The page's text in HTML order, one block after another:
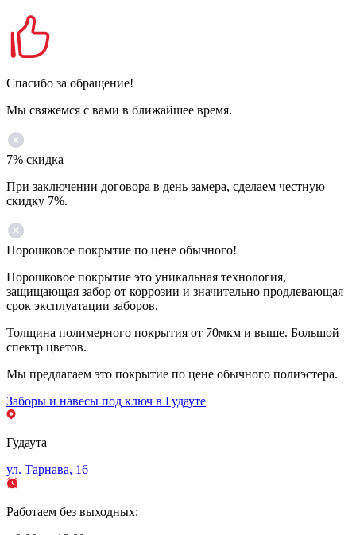
Спасибо за обращение!
Мы свяжемся с вами в ближайшее время.
7% скидка
При заключении договора в день замера, сделаем честную
скидку 7%.
Порошковое покрытие по цене обычного!
Порошковое покрытие это уникальная технология,
защищающая забор от коррозии и значительно продлевающая
срок эксплуатации заборов.
Толщина полимерного покрытия от 70мкм и выше. Большой
спектр цветов.
Мы предлагаем это покрытие по цене обычного полиэстера.
Заборы и навесы под ключ в Гудауте
Гудаута
ул. Тарнава, 16
Работаем без выходных: